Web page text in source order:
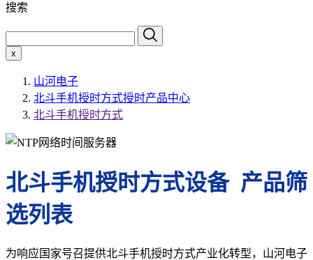
搜索
x
山河电子
北斗手机授时方式授时产品中心
北斗手机授时方式
北斗手机授时方式设备 产品筛
选列表
为响应国家号召提供北斗手机授时方式产业化转型，山河电子